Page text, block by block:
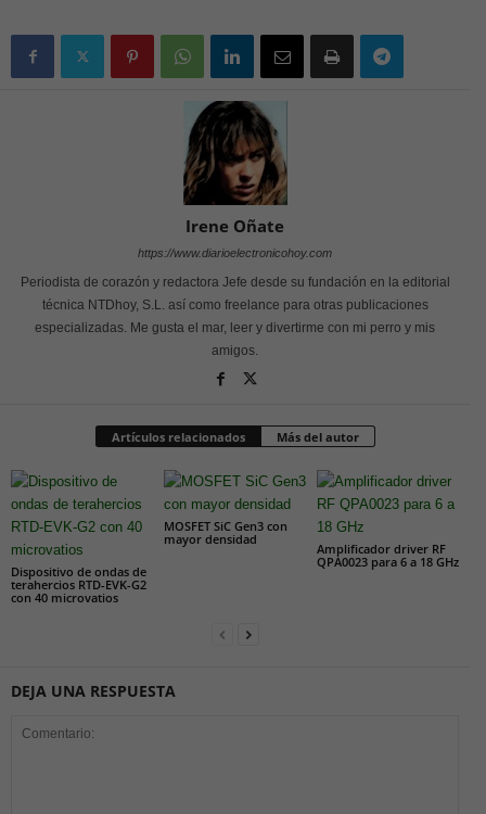
Irene Oñate
https://www.diarioelectronicohoy.com
Periodista de corazón y redactora Jefe desde su fundación en la editorial
técnica NTDhoy, S.L. así como freelance para otras publicaciones
especializadas. Me gusta el mar, leer y divertirme con mi perro y mis
amigos.
Artículos relacionados Más del autor
Dispositivo de ondas de
terahercios RTD-EVK-G2
con 40 microvatios
MOSFET SiC Gen3 con
mayor densidad
Amplificador driver RF
QPA0023 para 6 a 18 GHz
DEJA UNA RESPUESTA